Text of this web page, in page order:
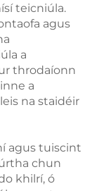
teicniúla.
agus
a
throdaíonn
a
na staidéir
agus tuiscint
chun
khilrí, ó